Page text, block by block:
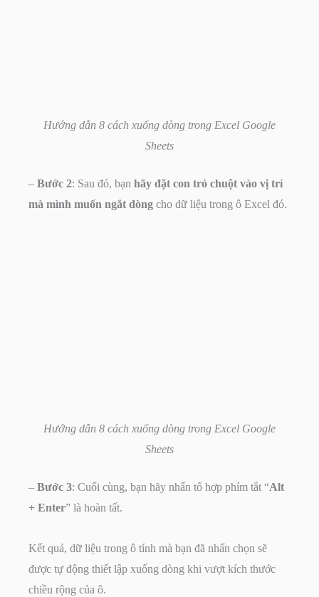
Hướng dẫn 8 cách xuống dòng trong Excel Google
Sheets
– Bước 2: Sau đó, bạn hãy đặt con trỏ chuột vào vị trí
mà mình muốn ngắt dòng cho dữ liệu trong ô Excel đó.
Hướng dẫn 8 cách xuống dòng trong Excel Google
Sheets
– Bước 3: Cuối cùng, bạn hãy nhấn tổ hợp phím tắt “Alt
+ Enter” là hoàn tất.
Kết quả, dữ liệu trong ô tính mà bạn đã nhấn chọn sẽ
được tự động thiết lập xuống dòng khi vượt kích thước
chiều rộng của ô.